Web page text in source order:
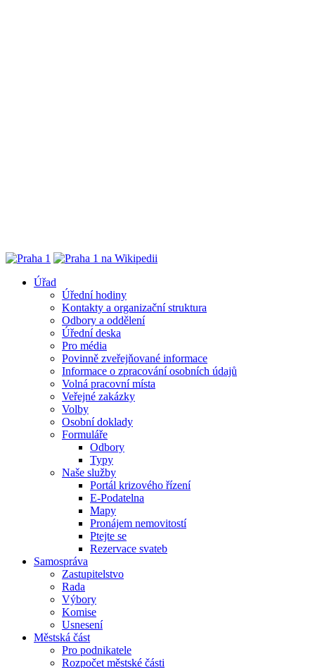
Úřad
Úřední hodiny
Kontakty a organizační struktura
Odbory a oddělení
Úřední deska
Pro média
Povinně zveřejňované informace
Informace o zpracování osobních údajů
Volná pracovní místa
Veřejné zakázky
Volby
Osobní doklady
Formuláře
Odbory
Typy
Naše služby
Portál krizového řízení
E-Podatelna
Mapy
Pronájem nemovitostí
Ptejte se
Rezervace svateb
Samospráva
Zastupitelstvo
Rada
Výbory
Komise
Usnesení
Městská část
Pro podnikatele
Rozpočet městské části